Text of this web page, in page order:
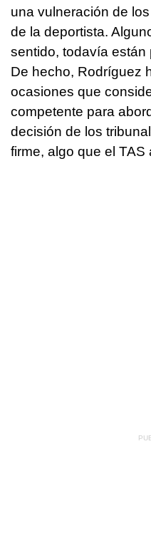
una vulneración de
de la deportista.
sentido, todavía
De hecho, Rodríguez
ocasiones que
competente para
decisión de los
firme, algo que el